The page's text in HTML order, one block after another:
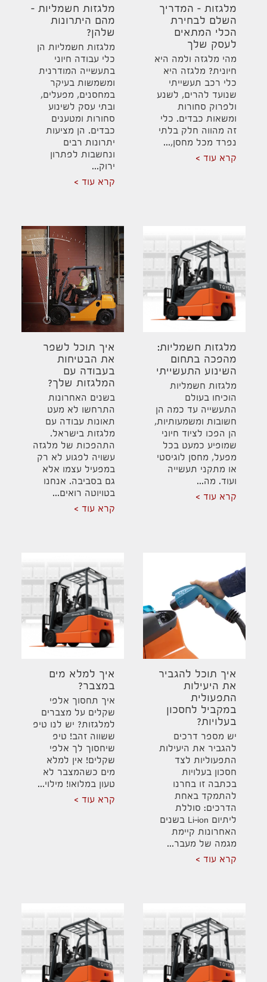
מלגזות – המדריך
השלם לבחירת
הכלי המתאים
לעסק שלך
מהי מלגזה ולמה היא
חיונית? מלגזה היא
כלי רכב תעשייתי
שנועד להרים, לשנע
ולפרוק סחורות
ומשאות כבדים. כלי
זה מהווה חלק בלתי
נפרד מכל מחסן,...
קרא עוד
מלגזות חשמליות –
מהם היתרונות
שלהן?
מלגזות חשמליות הן
כלי עבודה חיוני
בתעשייה המודרנית
ומשמשות בעיקר
במחסנים, מפעלים,
ובתי עסק לשינוע
סחורות ומטענים
כבדים. הן מציעות
יתרונות רבים
ונחשבות לפתרון
ירוק...
קרא עוד
מלגזות חשמליות:
מהפכה בתחום
השינוע התעשייתי
מלגזות חשמליות
הוכיחו בעולם
התעשייה עד כמה הן
חשובות ומשמעותיות,
הן הפכו לציוד חיוני
שמופיע כמעט בכל
מפעל, מחסן לוגיסטי
או מתקני תעשייה
ועוד. מה...
קרא עוד
איך תוכל לשפר
את הבטיחות
בעבודה עם
המלגזות שלך?
בשנים האחרונות
התרחשו לא מעט
תאונות עבודה עם
מלגזות בישראל.
התהפכות של מלגזה
עשויה לפגוע לא רק
במפעיל עצמו אלא
גם בסביבה. אנחנו
בטויוטה רואים...
קרא עוד
איך תוכל להגביר
את היעילות
התפעולית
במקביל לחסכון
בעלויות?
יש מספר דרכים
להגביר את היעילות
התפעוליות לצד
חסכון בעלויות
בכתבה זו בחרנו
להתמקד באחת
הדרכים: סוללת
ליתיום Li-ion בשנים
האחרונות קיימת
מגמה של מעבר...
קרא עוד
איך למלא מים
במצבר?
איך תחסוך אלפי
שקלים על מצברים
למלגזות? יש לנו טיפ
ששווה זהב! טיפ
שיחסוך לך אלפי
שקלים! אין למלא
מים כשהמצבר לא
טעון במלואו! מילוי...
קרא עוד